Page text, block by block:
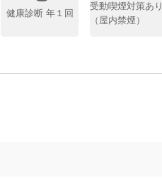
健康診断 年１回
受動喫煙対策あり
（屋内禁煙）